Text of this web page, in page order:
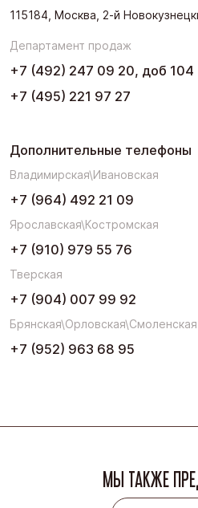
115184, Москва, 2-й
Департамент продаж
+7 (492) 247 09 20, доб 104
+7 (495) 221 97 27
Дополнительные телефоны
Владимирская\Ивановская
+7 (964) 492 21 09
Ярославская\Костромская
+7 (910) 979 55 76
Тверская
+7 (904) 007 99 92
Брянская\Орловская\Смоленская
+7 (952) 963 68 95
МЫ ТАКЖЕ
Весь